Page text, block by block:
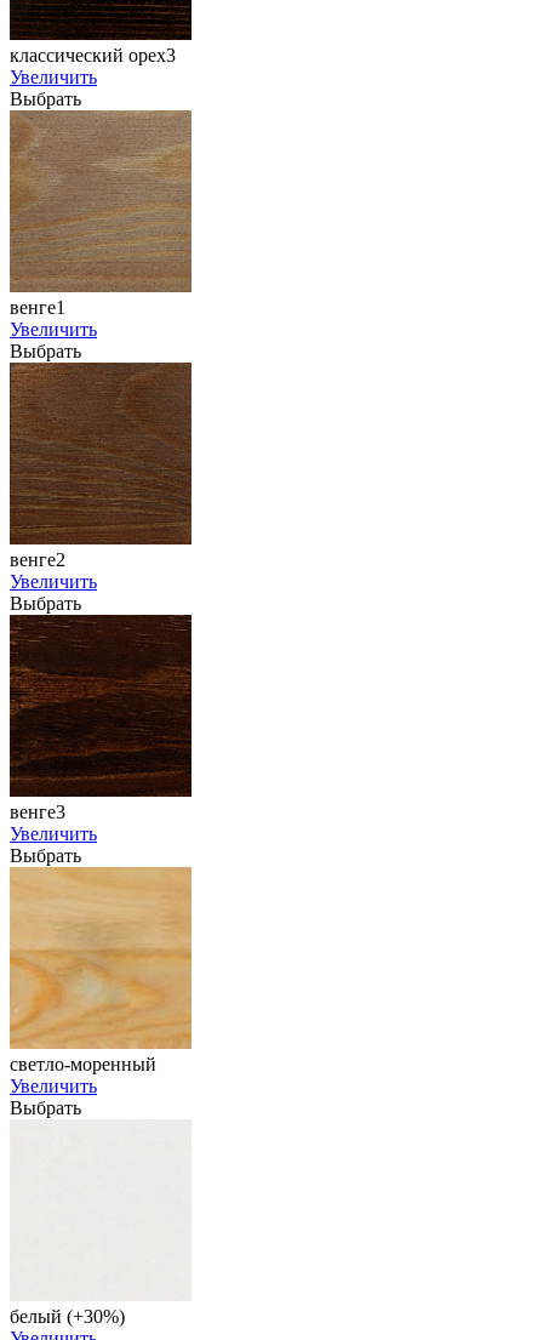
классический орех3
Увеличить
Выбрать
венге1
Увеличить
Выбрать
венге2
Увеличить
Выбрать
венге3
Увеличить
Выбрать
светло-моренный
Увеличить
Выбрать
белый (+30%)